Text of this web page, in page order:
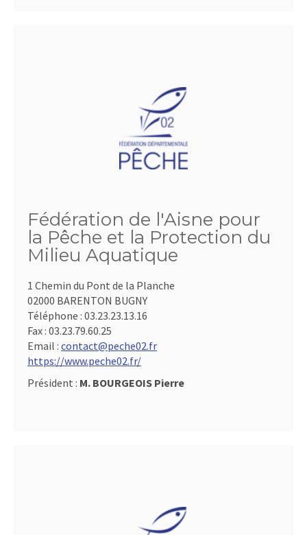
Fédération de l'Aisne pour
la Pêche et la Protection du
Milieu Aquatique
1 Chemin du Pont de la Planche
02000 BARENTON BUGNY
Téléphone : 03.23.23.13.16
Fax : 03.23.79.60.25
Email : contact@peche02.fr
https://www.peche02.fr/
Président : M. BOURGEOIS Pierre